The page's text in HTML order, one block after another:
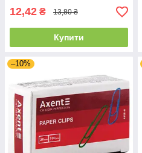
12,42 ₴ 13,80 ₴
Купити
–10%